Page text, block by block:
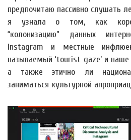
предпочитаю пассивно слушать
я узнала о том, как
“колонизацию” данных
Instagram и местные
называемый ‘tourist gaze’ и наше
а также этично ли
заниматься культурной